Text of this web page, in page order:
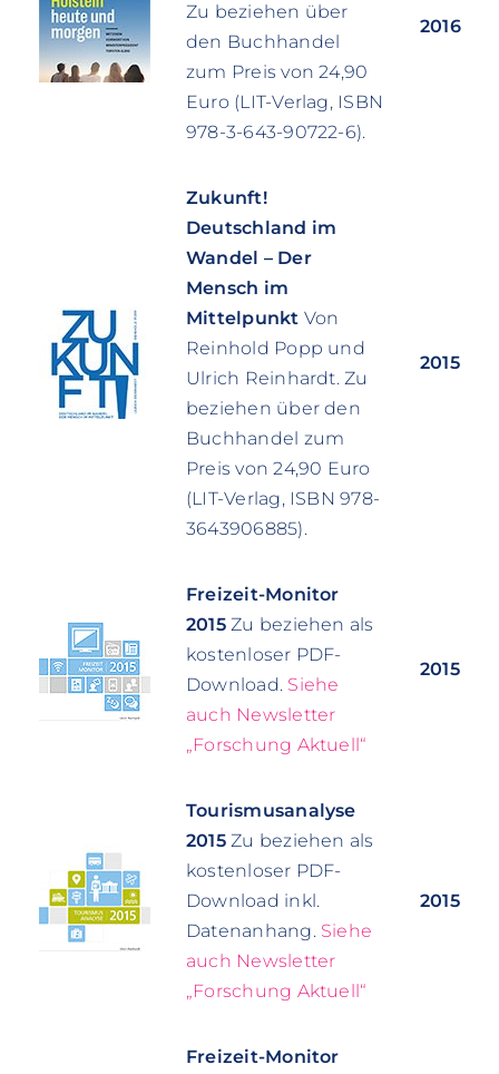
Zu beziehen über
den Buchhandel
zum Preis von 24,90
Euro (LIT-Verlag, ISBN
978-3-643-90722-6).
2016
Zukunft!
Deutschland im
Wandel – Der
Mensch im
Mittelpunkt Von
Reinhold Popp und
Ulrich Reinhardt. Zu
beziehen über den
Buchhandel zum
Preis von 24,90 Euro
(LIT-Verlag, ISBN 978-
3643906885).
2015
Freizeit-Monitor
2015Zu beziehen als
kostenloser PDF-
Download. Siehe
auch Newsletter
„Forschung Aktuell“
2015
Tourismusanalyse
2015Zu beziehen als
kostenloser PDF-
Download inkl.
Datenanhang. Siehe
auch Newsletter
„Forschung Aktuell“
2015
Freizeit-Monitor